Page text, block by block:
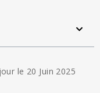
le 20 Juin 2025